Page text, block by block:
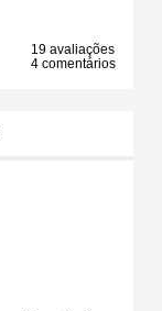
19 avaliações
4 comentários